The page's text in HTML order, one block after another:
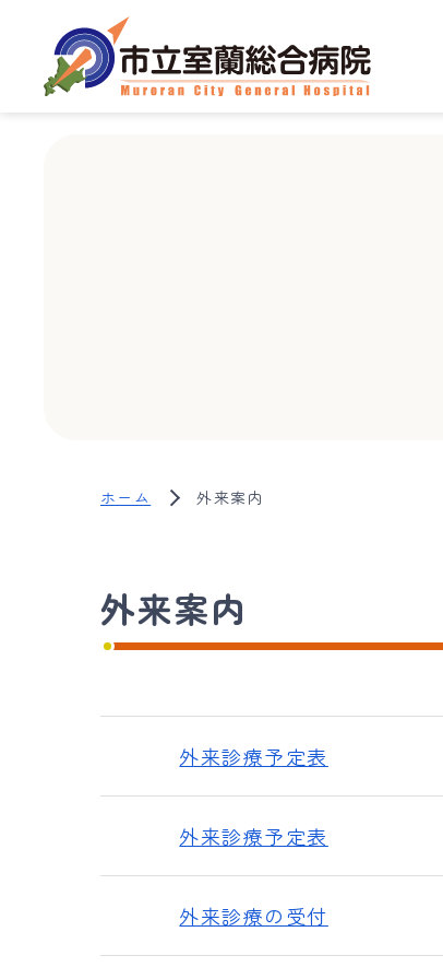
ホーム 外来案内
外来案内
外来診療予定表
外来診療予定表
外来診療の受付